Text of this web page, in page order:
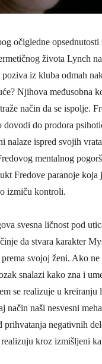
očigledne
života Lynch
poziva iz kluba odmah
Njihova međusobna
način da se ispolje.
dovodi do prodora
nalaze ispred svojih
mentalnog
Fredove paranoje
izmiču kontroli.
svesna ličnost pod
da stvara karakter
svojoj ženi. Ako
snalazi kako zna i
se realizuje u kreiranju
način naši nesvesni
prihvatanja negativnih
kroz izmišljeni